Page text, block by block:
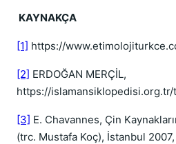
KAYNAKÇA
[1] https://
[2] ERDOĞAN MERÇİL,
https://islamansiklopedisi.org.tr/
[3] E. Chavannes, Çin
(trc. Mustafa Koç), İstanbul 2007,